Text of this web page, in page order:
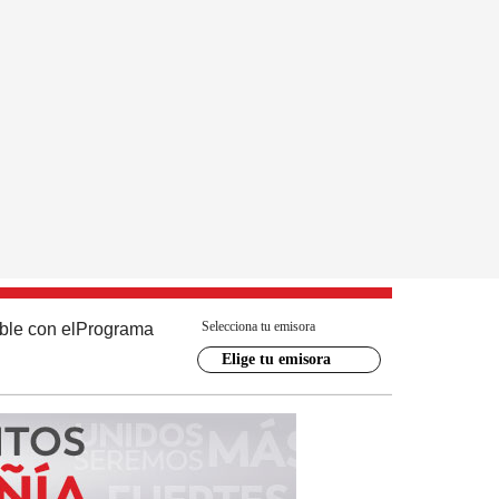
con el Programa Selecciona tu emisora
Elige tu emisora